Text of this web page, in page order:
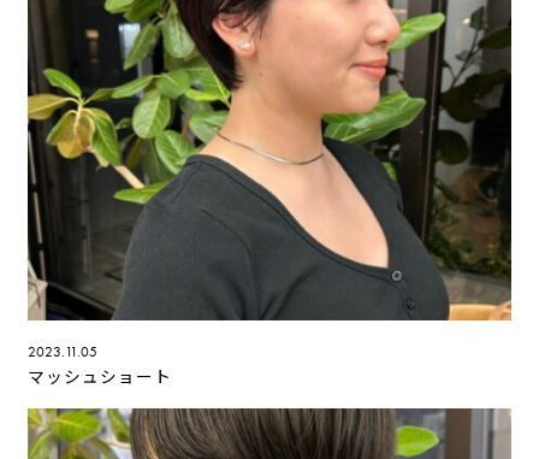
2023.11.05
マッシュショート